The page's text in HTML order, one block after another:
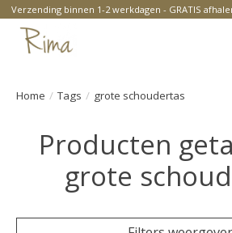
Verzending binnen 1-2 werkdagen - GRATIS
Home / Tags / grote schoudertas
Producten
grote